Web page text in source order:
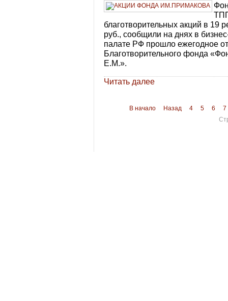
благотворительных акций в 19
руб., сообщили на днях в
палате РФ прошло ежегодное
Благотворительного фонда
Е.М.».
Читать далее
В начало Назад 4 5 6
7